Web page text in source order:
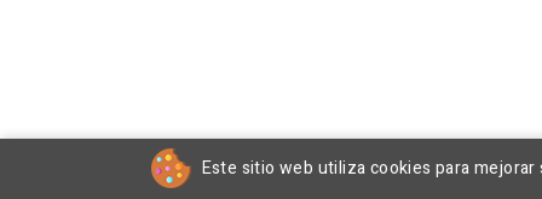
Este sitio web utiliza cookies para